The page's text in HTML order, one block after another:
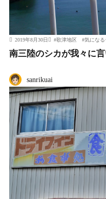
2019年8月30日 #歌津地区 #気になる
南三陸のシカが我々に
sanrikuai